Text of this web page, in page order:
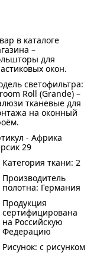
в каталоге
–
для
окон.
светофильтра:
Roll (Grande) –
тканевые для
на оконный
- Африка
29
Категория ткани: 2
Производитель
полотна: Германия
Продукция
сертифицирована
на Российскую
Федерацию
Рисунок: с рисунком